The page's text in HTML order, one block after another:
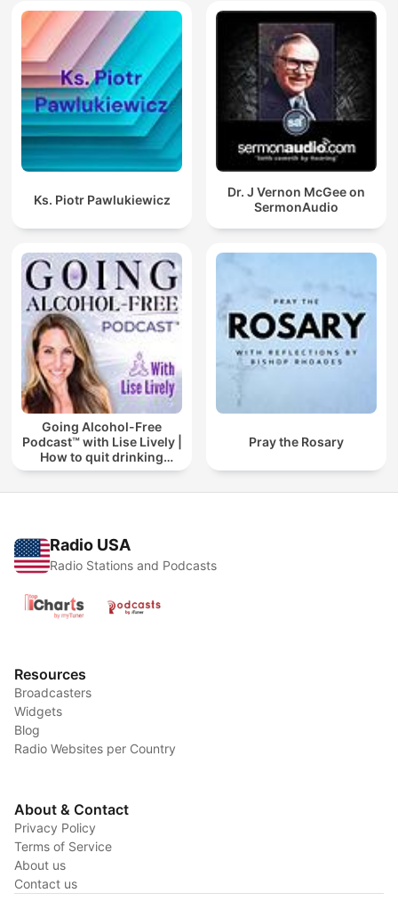
Ks. Piotr Pawlukiewicz
Dr. J Vernon McGee on
SermonAudio
Going Alcohol-Free
Podcast™ with Lise Lively |
How to quit drinking
alcohol
Pray the Rosary
Radio USA
Radio Stations and Podcasts
Resources
Broadcasters
Widgets
Blog
Radio Websites per Country
About & Contact
Privacy Policy
Terms of Service
About us
Contact us